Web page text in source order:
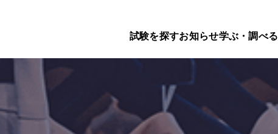
試験を探すお知らせ学ぶ・調べる